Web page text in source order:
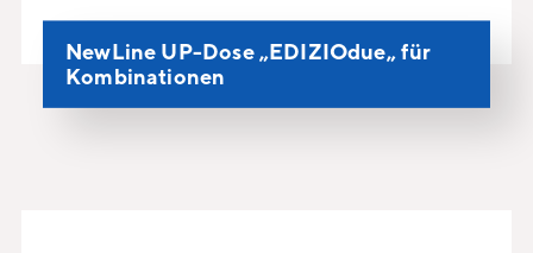
NewLine UP-Dose „EDIZIOdue„ für
Kombinationen